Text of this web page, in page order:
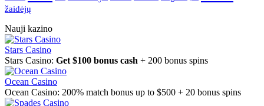
žaidėjų
Nauji kazino
Stars Casino
Stars Casino: Get $100 bonus cash + 200 bonus spins
Ocean Casino
Ocean Casino: 200% match bonus up to $500 + 20 bonus spins